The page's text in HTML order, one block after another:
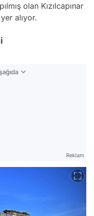
olan Kızılcapınar
alıyor.
Reklam